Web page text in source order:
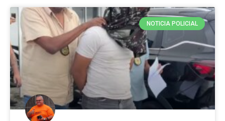
NOTICIA POLICIAL